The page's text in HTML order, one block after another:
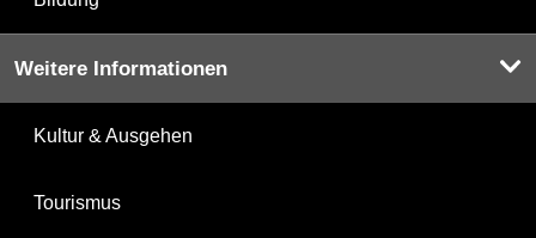
Weitere Informationen
Kultur & Ausgehen
Tourismus